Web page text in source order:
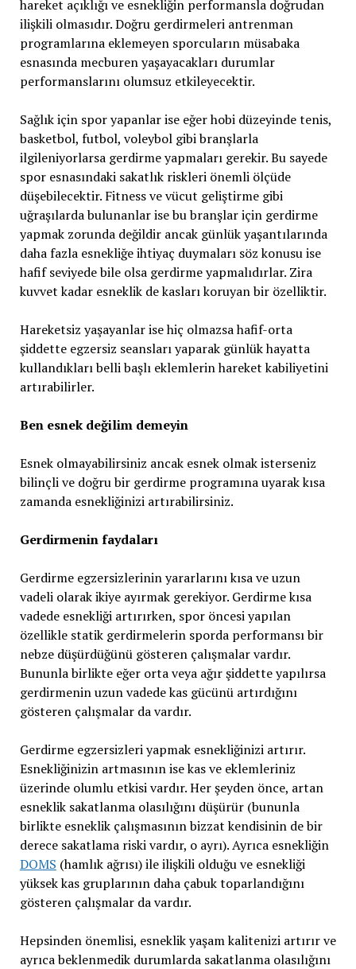
hareket açıklığı ve esnekliğin performansla doğrudan
ilişkili olmasıdır. Doğru gerdirmeleri antrenman
programlarına eklemeyen sporcuların müsabaka
esnasında mecburen yaşayacakları durumlar
performanslarını olumsuz etkileyecektir.
Sağlık için spor yapanlar ise eğer hobi düzeyinde tenis,
basketbol, futbol, voleybol gibi branşlarla
ilgileniyorlarsa gerdirme yapmaları gerekir. Bu sayede
spor esnasındaki sakatlık riskleri önemli ölçüde
düşebilecektir. Fitness ve vücut geliştirme gibi
uğraşılarda bulunanlar ise bu branşlar için gerdirme
yapmak zorunda değildir ancak günlük yaşantılarında
daha fazla esnekliğe ihtiyaç duymaları söz konusu ise
hafif seviyede bile olsa gerdirme yapmalıdırlar. Zira
kuvvet kadar esneklik de kasları koruyan bir özelliktir.
Hareketsiz yaşayanlar ise hiç olmazsa hafif-orta
şiddette egzersiz seansları yaparak günlük hayatta
kullandıkları belli başlı eklemlerin hareket kabiliyetini
artırabilirler.
Ben esnek değilim demeyin
Esnek olmayabilirsiniz ancak esnek olmak isterseniz
bilinçli ve doğru bir gerdirme programına uyarak kısa
zamanda esnekliğinizi artırabilirsiniz.
Gerdirmenin faydaları
Gerdirme egzersizlerinin yararlarını kısa ve uzun
vadeli olarak ikiye ayırmak gerekiyor. Gerdirme kısa
vadede esnekliği artırırken, spor öncesi yapılan
özellikle statik gerdirmelerin sporda performansı bir
nebze düşürdüğünü gösteren çalışmalar vardır.
Bununla birlikte eğer orta veya ağır şiddette yapılırsa
gerdirmenin uzun vadede kas gücünü artırdığını
gösteren çalışmalar da vardır.
Gerdirme egzersizleri yapmak esnekliğinizi artırır.
Esnekliğinizin artmasının ise kas ve eklemleriniz
üzerinde olumlu etkisi vardır. Her şeyden önce, artan
esneklik sakatlanma olasılığını düşürür (bununla
birlikte esneklik çalışmasının bizzat kendisinin de bir
derece sakatlama riski vardır, o ayrı). Ayrıca esnekliğin
DOMS (hamlık ağrısı) ile ilişkili olduğu ve esnekliği
yüksek kas gruplarının daha çabuk toparlandığını
gösteren çalışmalar da vardır.
Hepsinden önemlisi, esneklik yaşam kalitenizi artırır ve
ayrıca beklenmedik durumlarda sakatlanma olasılığını